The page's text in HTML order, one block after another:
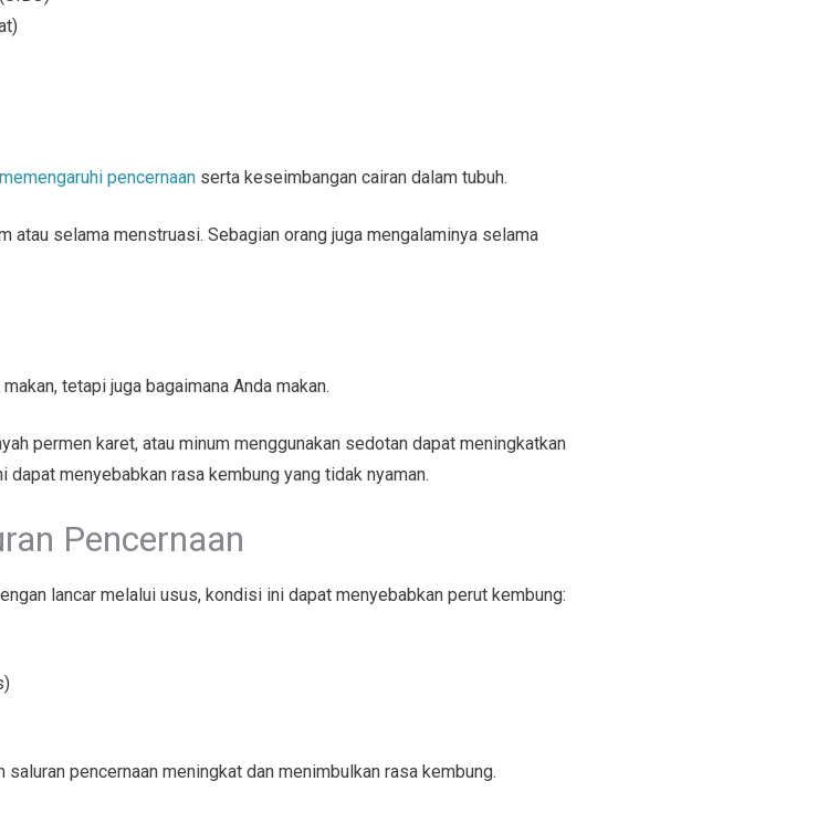
pencernaan serta keseimbangan cairan dalam tubuh.
selama menstruasi. Sebagian orang juga mengalaminya selama
tetapi juga bagaimana Anda makan.
permen karet, atau minum menggunakan sedotan dapat meningkatkan
menyebabkan rasa kembung yang tidak nyaman.
Pencernaan
lancar melalui usus, kondisi ini dapat menyebabkan perut kembung:
pencernaan meningkat dan menimbulkan rasa kembung.